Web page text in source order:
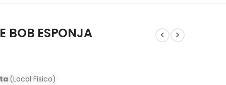
BOB ESPONJA
(Local Fisico)